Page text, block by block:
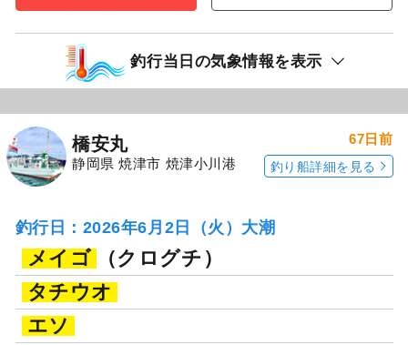
釣行当日の気象情報を表示
橋安丸
静岡県 焼津市 焼津小川港
67日前
釣り船詳細を見る
釣行日：2026年6月2日（火）大潮
メイゴ
（クログチ）
タチウオ
エソ